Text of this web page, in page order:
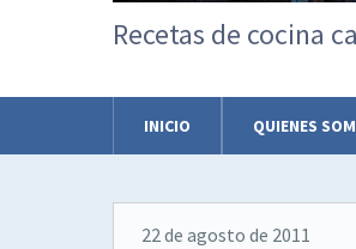
Recetas de cocina
INICIO QUIENES
22 de agosto de 2011